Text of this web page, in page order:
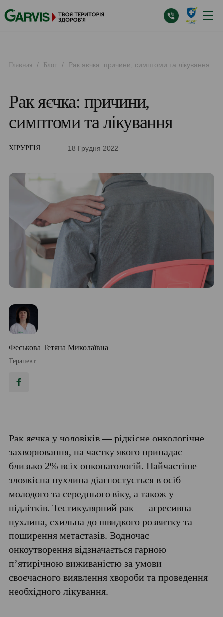
Главная / Блог / Рак яєчка: причини, симптоми та лікування
Рак яєчка: причини,
симптоми та лікування
ХІРУРГІЯ 18 Грудня 2022
Феськова Тетяна Миколаївна
Терапевт
Рак яєчка у чоловіків — рідкісне онкологічне
захворювання, на частку якого припадає
близько 2% всіх онкопатологій. Найчастіше
злоякісна пухлина діагностується в осіб
молодого та середнього віку, а також у
підлітків. Тестикулярний рак — агресивна
пухлина, схильна до швидкого розвитку та
поширення метастазів. Водночас
онкоутворення відзначається гарною
п’ятирічною виживаністю за умови
своєчасного виявлення хвороби та проведення
необхідного лікування.